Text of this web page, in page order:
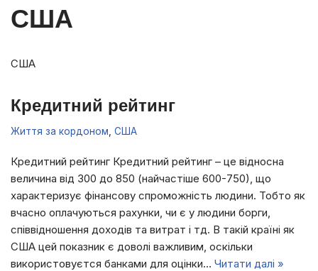
США
США
Кредитний рейтинг
Життя за кордоном США
Кредитний рейтинг Кредитний рейтинг – це відносна
величина від 300 до 850 (найчастіше 600-750), що
характеризує фінансову спроможність людини. Тобто як
вчасно оплачуються рахунки, чи є у людини борги,
співвідношення доходів та витрат і тд. В такій країні як
СШA цей показник є доволі важливим, оскільки
використовуєтся банками для оцінки… Читати далі »